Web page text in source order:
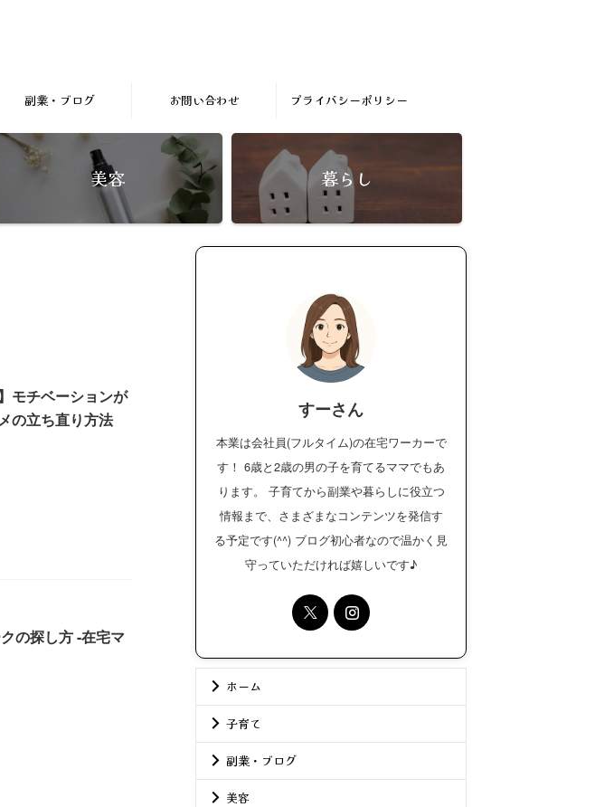
副業・ブログ お問い合わせ プライバシーポリシー
美容 暮らし
モチベーションが
の立ち直り方法
の探し方 -在宅マ
すーさん
本業は会社員(フルタイム)の在宅ワーカーで
す！ 6歳と2歳の男の子を育てるママでもあ
ります。 子育てから副業や暮らしに役立つ
情報まで、さまざまなコンテンツを発信す
る予定です(^^) ブログ初心者なので温かく見
守っていただければ嬉しいです♪
ホーム
子育て
副業・ブログ
美容